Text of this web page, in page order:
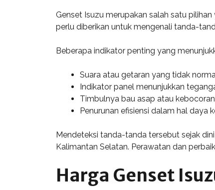
Genset Isuzu merupakan salah satu
perlu diberikan untuk mengenali tanda-
Beberapa indikator penting yang
Suara atau getaran yang tidak
Indikator panel menunjukkan
Timbulnya bau asap atau
Penurunan efisiensi dalam hal daya
Mendeteksi tanda-tanda tersebut sejak
Kalimantan Selatan. Perawatan dan
Harga Genset